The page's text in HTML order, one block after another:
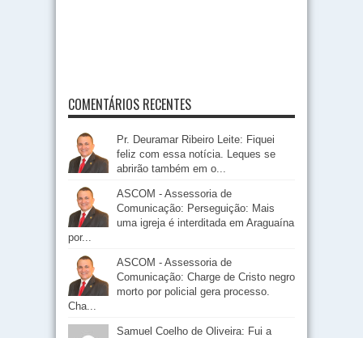
COMENTÁRIOS RECENTES
Pr. Deuramar Ribeiro Leite: Fiquei
feliz com essa notícia. Leques se
abrirão também em o...
ASCOM - Assessoria de
Comunicação: Perseguição: Mais
uma igreja é interditada em Araguaína
por...
ASCOM - Assessoria de
Comunicação: Charge de Cristo negro
morto por policial gera processo.
Cha...
Samuel Coelho de Oliveira: Fui a